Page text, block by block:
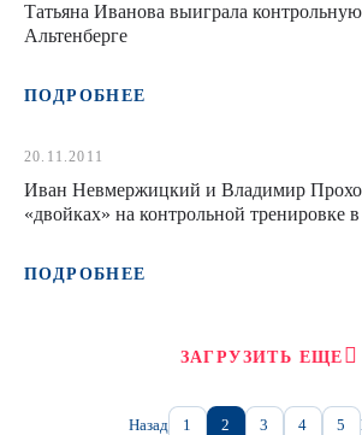
Татьяна Иванова выиграла
Альтенберге
ПОДРОБНЕЕ
20.11.2011
Иван Невмержицкий и Владимир
«двойках» на контрольной тренировке
ПОДРОБНЕЕ
ЗАГРУЗИТЬ ЕЩЕ
Назад 1 2 3 4 5